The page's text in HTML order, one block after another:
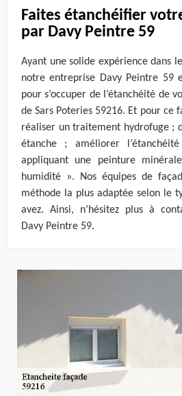
Faites étanchéifier
par Davy Peintre 59
Ayant une solide expérience dans
notre entreprise Davy Peintre 59
pour s’occuper de l’étanchéité de
de Sars Poteries 59216. Et pour ce
réaliser un traitement hydrofuge ;
étanche ; améliorer
appliquant une peinture
humidité ». Nos équipes de
méthode la plus adaptée selon le
avez. Ainsi, n’hésitez plus à
Davy Peintre 59.